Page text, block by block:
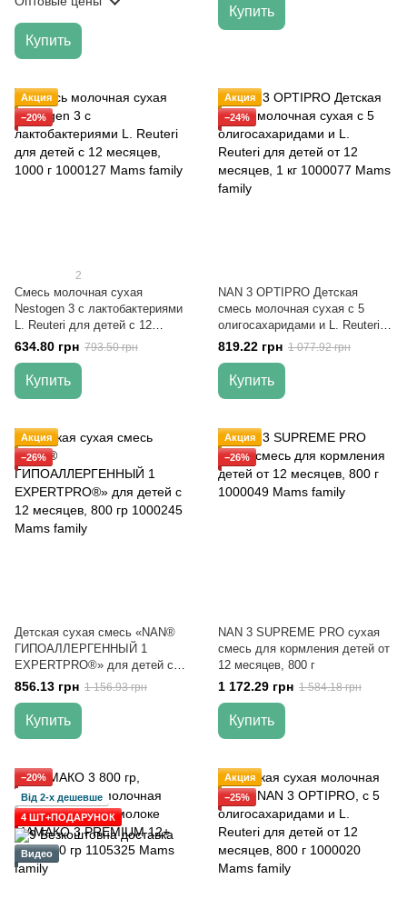
Купить
Купить
Акция
−20%
2
Смесь молочная сухая
Nestogen 3 с лактобактериями
L. Reuteri для детей с 12
месяцев, 1000 г
634.80 грн 793.50 грн
Купить
Акция
−24%
NAN 3 OPTIPRO Детская
смесь молочная сухая с 5
олигосахаридами и L. Reuteri
для детей от 12 месяцев, 1 кг
819.22 грн 1 077.92 грн
Купить
Акция
−26%
Детская сухая смесь «NAN®
ГИПОАЛЛЕРГЕННЫЙ 1
EXPERTPRO®» для детей с
12 месяцев, 800 гр
856.13 грн 1 156.93 грн
Купить
Акция
−26%
NAN 3 SUPREME PRO cухая
смесь для кормления детей от
12 месяцев, 800 г
1 172.29 грн 1 584.18 грн
Купить
−20%
Від 2-х дешевше
4 ШТ+ПОДАРУНОК
Видео
Акция
−25%